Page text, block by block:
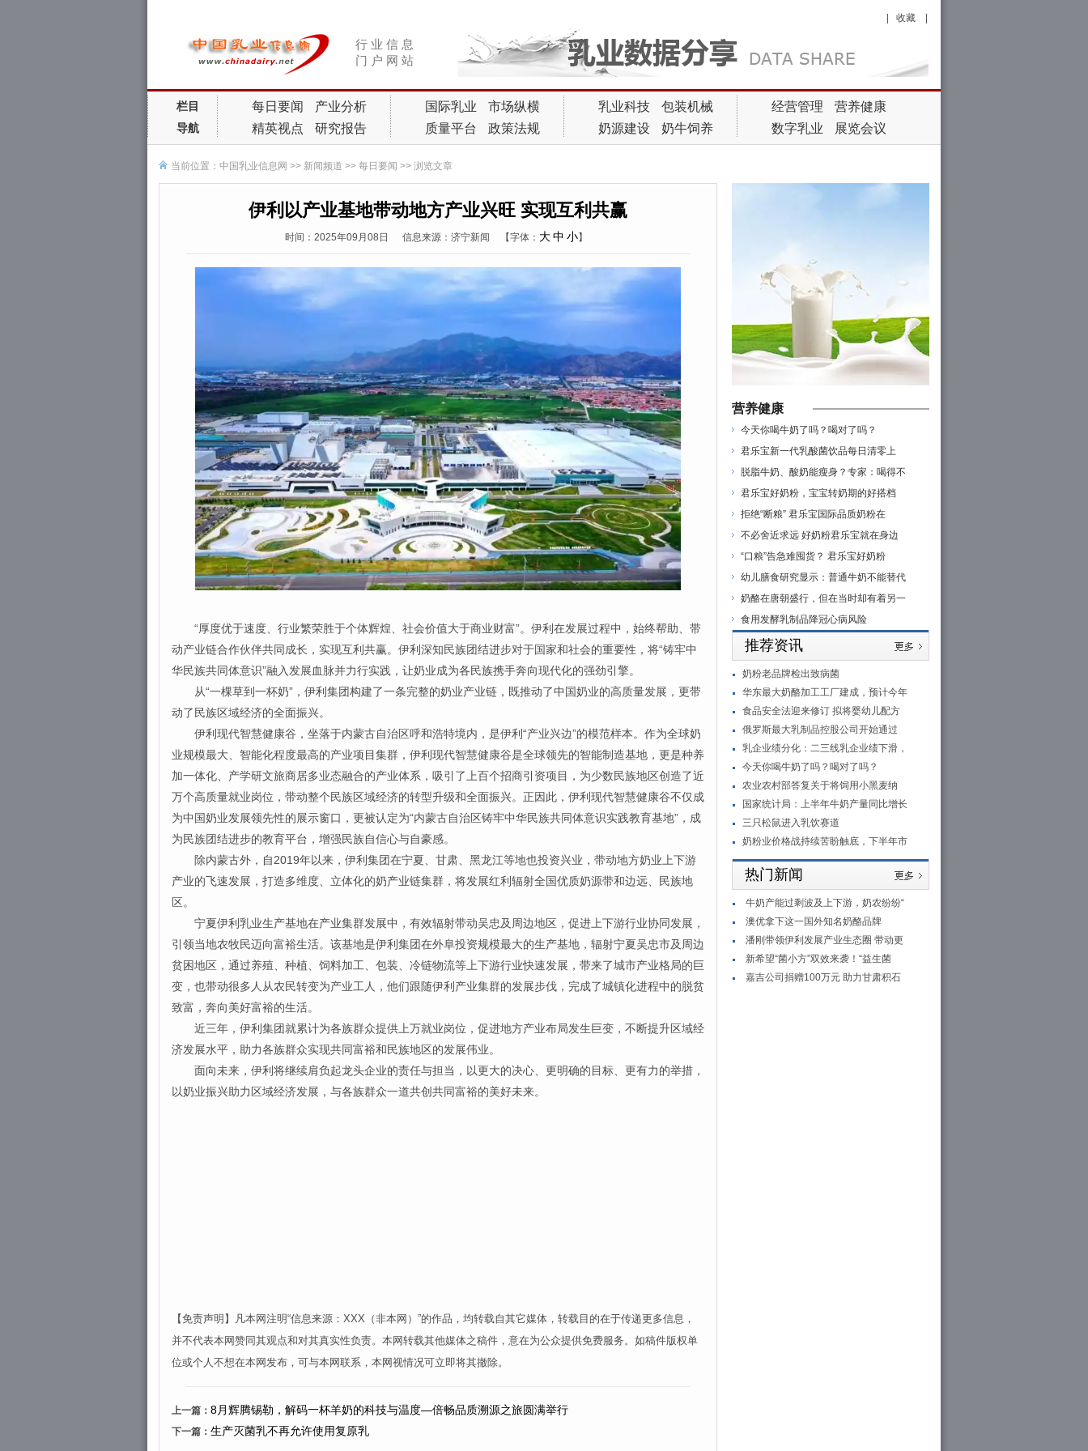
行 业 信 息
门 户 网 站
收藏
栏目
导航
每日要闻
产业分析
精英视点
研究报告
国际乳业
市场纵横
质量平台
政策法规
乳业科技
包装机械
奶源建设
奶牛饲养
经营管理
营养健康
数字乳业
展览会议
当前位置： 中国乳业信息网 >> 新闻频道 >> 每日要闻 >> 浏览文章
伊利以产业基地带动地方产业兴旺 实现互利共赢
时间：2025年09月08日 信息来源：济宁新闻 【字体： 大 中 小】
“厚度优于速度、行业繁荣胜于个体辉煌、社会价值大于商业财富”。伊利在发展过程中，始终帮助、带
动产业链合作伙伴共同成长，实现互利共赢。伊利深知民族团结进步对于国家和社会的重要性，将“铸牢中
华民族共同体意识”融入发展血脉并力行实践，让奶业成为各民族携手奔向现代化的强劲引擎。
从“一棵草到一杯奶”，伊利集团构建了一条完整的奶业产业链，既推动了中国奶业的高质量发展，更带
动了民族区域经济的全面振兴。
伊利现代智慧健康谷，坐落于内蒙古自治区呼和浩特境内，是伊利“产业兴边”的模范样本。作为全球奶
业规模最大、智能化程度最高的产业项目集群，伊利现代智慧健康谷是全球领先的智能制造基地，更是种养
加一体化、产学研文旅商居多业态融合的产业体系，吸引了上百个招商引资项目，为少数民族地区创造了近
万个高质量就业岗位，带动整个民族区域经济的转型升级和全面振兴。正因此，伊利现代智慧健康谷不仅成
为中国奶业发展领先性的展示窗口，更被认定为“内蒙古自治区铸牢中华民族共同体意识实践教育基地”，成
为民族团结进步的教育平台，增强民族自信心与自豪感。
除内蒙古外，自2019年以来，伊利集团在宁夏、甘肃、黑龙江等地也投资兴业，带动地方奶业上下游
产业的飞速发展，打造多维度、立体化的奶产业链集群，将发展红利辐射全国优质奶源带和边远、民族地
区。
宁夏伊利乳业生产基地在产业集群发展中，有效辐射带动吴忠及周边地区，促进上下游行业协同发展，
引领当地农牧民迈向富裕生活。该基地是伊利集团在外阜投资规模最大的生产基地，辐射宁夏吴忠市及周边
贫困地区，通过养殖、种植、饲料加工、包装、冷链物流等上下游行业快速发展，带来了城市产业格局的巨
变，也带动很多人从农民转变为产业工人，他们跟随伊利产业集群的发展步伐，完成了城镇化进程中的脱贫
致富，奔向美好富裕的生活。
近三年，伊利集团就累计为各族群众提供上万就业岗位，促进地方产业布局发生巨变，不断提升区域经
济发展水平，助力各族群众实现共同富裕和民族地区的发展伟业。
面向未来，伊利将继续肩负起龙头企业的责任与担当，以更大的决心、更明确的目标、更有力的举措，
以奶业振兴助力区域经济发展，与各族群众一道共创共同富裕的美好未来。
【免责声明】凡本网注明“信息来源：XXX（非本网）”的作品，均转载自其它媒体，转载目的在于传递更多信息，
并不代表本网赞同其观点和对其真实性负责。本网转载其他媒体之稿件，意在为公众提供免费服务。如稿件版权单
位或个人不想在本网发布，可与本网联系，本网视情况可立即将其撤除。
上一篇： 8月辉腾锡勒，解码一杯羊奶的科技与温度—倍畅品质溯源之旅圆满举行
下一篇： 生产灭菌乳不再允许使用复原乳
营养健康
今天你喝牛奶了吗？喝对了吗？
君乐宝新一代乳酸菌饮品每日清零上
脱脂牛奶、酸奶能瘦身？专家：喝得不
君乐宝好奶粉，宝宝转奶期的好搭档
拒绝“断粮” 君乐宝国际品质奶粉在
不必舍近求远 好奶粉君乐宝就在身边
“口粮”告急难囤货？ 君乐宝好奶粉
幼儿膳食研究显示：普通牛奶不能替代
奶酪在唐朝盛行，但在当时却有着另一
食用发酵乳制品降冠心病风险
推荐资讯
奶粉老品牌检出致病菌
华东最大奶酪加工工厂建成，预计今年
食品安全法迎来修订 拟将婴幼儿配方
俄罗斯最大乳制品控股公司开始通过
乳企业绩分化：二三线乳企业绩下滑，
今天你喝牛奶了吗？喝对了吗？
农业农村部答复关于将饲用小黑麦纳
国家统计局：上半年牛奶产量同比增长
三只松鼠进入乳饮赛道
奶粉业价格战持续苦盼触底，下半年市
热门新闻
牛奶产能过剩波及上下游，奶农纷纷“
澳优拿下这一国外知名奶酪品牌
潘刚带领伊利发展产业生态圈 带动更
新希望“菌小方”双效来袭！“益生菌
嘉吉公司捐赠100万元 助力甘肃积石